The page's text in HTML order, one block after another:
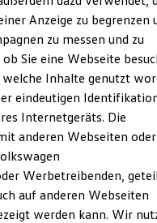
Amarok
Modelle
Sicherheitssysteme
Produkte
Anzeige zu begrenzen
zu messen und zu
Sie eine Webseite
Inhalte genutzt
eindeutigen
Internetgeräts. Die
anderen Webseiten oder
Werbetreibenden,
auf anderen Webseiten
werden kann. Wir